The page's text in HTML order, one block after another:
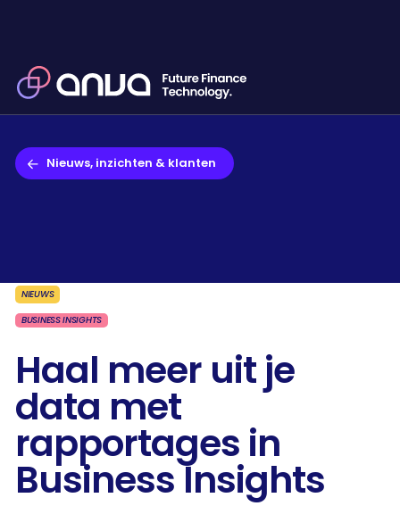
Nieuws, inzichten & klanten
NIEUWS
BUSINESS INSIGHTS
Haal meer uit je
data met
rapportages in
Business Insights